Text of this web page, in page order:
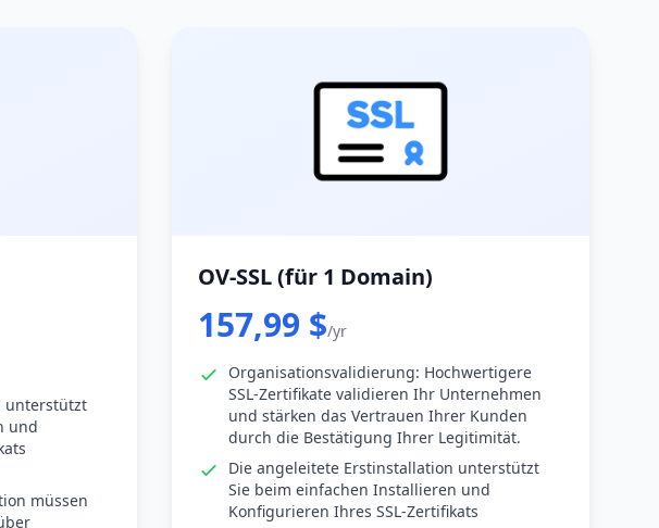
unterstützt
und
müssen
OV-SSL (für 1 Domain)
157,99 $/yr
Organisationsvalidierung: Hochwertigere
SSL-Zertifikate validieren Ihr Unternehmen
und stärken das Vertrauen Ihrer Kunden
durch die Bestätigung Ihrer Legitimität.
Die angeleitete Erstinstallation unterstützt
Sie beim einfachen Installieren und
Konfigurieren Ihres SSL-Zertifikats